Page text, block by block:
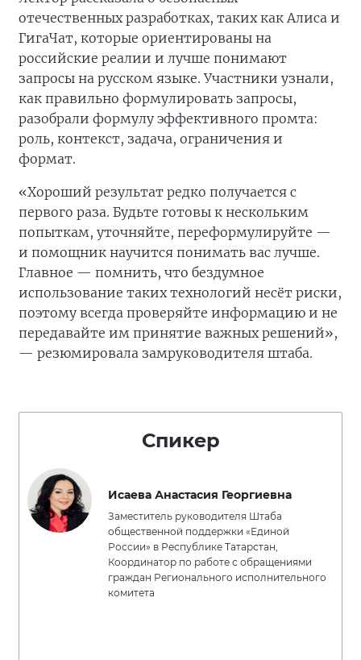
отечественных разработках, таких как Алиса и
ГигаЧат, которые ориентированы на
российские реалии и лучше понимают
запросы на русском языке. Участники узнали,
как правильно формулировать запросы,
разобрали формулу эффективного промта:
роль, контекст, задача, ограничения и
формат.
«Хороший результат редко получается с
первого раза. Будьте готовы к нескольким
попыткам, уточняйте, переформулируйте —
и помощник научится понимать вас лучше.
Главное — помнить, что бездумное
использование таких технологий несёт риски,
поэтому всегда проверяйте информацию и не
передавайте им принятие важных решений»,
— резюмировала замруководителя штаба.
Спикер
Исаева Анастасия Георгиевна
Заместитель руководителя Штаба
общественной поддержки «Единой
России» в Республике Татарстан,
Координатор по работе с обращениями
граждан Регионального исполнительного
комитета